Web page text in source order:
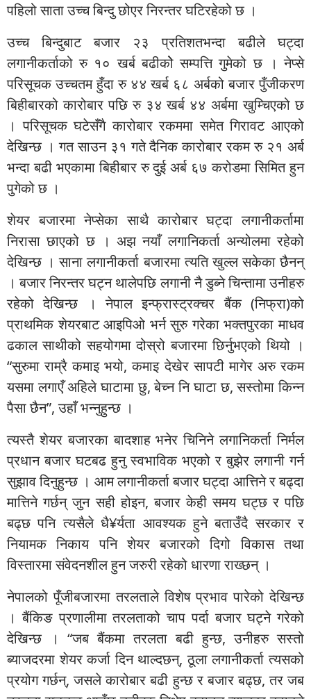
पहिलो साता उच्च बिन्दु छोएर निरन्तर घटिरहेको छ ।
उच्च बिन्दुबाट बजार २३ प्रतिशतभन्दा बढीले घट्दा
लगानीकर्ताको रु १० खर्ब बढीकोे सम्पत्ति गुमेको छ । नेप्से
परिसूचक उच्चतम हुँदा रु ४४ खर्ब ६८ अर्बको बजार पुँजीकरण
बिहीबारको कारोबार पछि रु ३४ खर्ब ४४ अर्बमा खुम्चिएको छ
। परिसूचक घटेसँगै कारोबार रकममा समेत गिरावट आएको
देखिन्छ । गत साउन ३१ गते दैनिक कारोबार रकम रु २१ अर्ब
भन्दा बढी भएकामा बिहीबार रु दुई अर्ब ६७ करोडमा सिमित हुन
पुगेको छ ।
शेयर बजारमा नेप्सेका साथै कारोबार घट्दा लगानीकर्तामा
निरासा छाएको छ । अझ नयाँ लगानिकर्ता अन्योलमा रहेको
देखिन्छ । साना लगानीकर्ता बजारमा त्यति खुल्ल सकेका छैनन्
। बजार निरन्तर घट्न थालेपछि लगानी नै डुब्ने चिन्तामा उनीहरु
रहेको देखिन्छ । नेपाल इन्फ्रास्ट्रक्चर बैंक (निफ्रा)को
प्राथमिक शेयरबाट आइपिओ भर्न सुरु गरेका भक्तपुरका माधव
ढकाल साथीको सहयोगमा दोस्रो बजारमा छिर्नुभएको थियो ।
“सुरुमा राम्रै कमाइ भयो, कमाइ देखेर सापटी मागेर अरु रकम
यसमा लगाएँ अहिले घाटामा छु, बेच्न नि घाटा छ, सस्तोमा किन्न
पैसा छैन”, उहाँ भन्नुहुन्छ ।
त्यस्तै शेयर बजारका बादशाह भनेर चिनिने लगानिकर्ता निर्मल
प्रधान बजार घटबढ हुनु स्वभाविक भएको र बुझेर लगानी गर्न
सुझाव दिनुहुन्छ । आम लगानीकर्ता बजार घट्दा आत्तिने र बढ्दा
मात्तिने गर्छन् जुन सही होइन, बजार केही समय घट्छ र पछि
बढ्छ पनि त्यसैले धै¥र्यता आवश्यक हुने बताउँदै सरकार र
नियामक निकाय पनि शेयर बजारको दिगो विकास तथा
विस्तारमा संवेदनशील हुन जरुरी रहेको धारणा राख्छन् ।
नेपालको पूँजीबजारमा तरलताले विशेष प्रभाव पारेको देखिन्छ
। बैंकिङ प्रणालीमा तरलताको चाप पर्दा बजार घट्ने गरेको
देखिन्छ । “जब बैंकमा तरलता बढी हुन्छ, उनीहरु सस्तो
ब्याजदरमा शेयर कर्जा दिन थाल्दछन्, ठूला लगानीकर्ता त्यसको
प्रयोग गर्छन्, जसले कारोबार बढी हुन्छ र बजार बढ्छ, तर जब